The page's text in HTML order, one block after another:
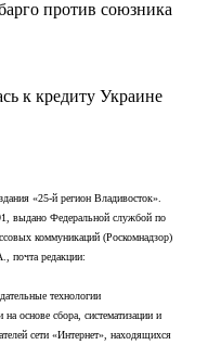
против союзника
к кредиту Украине
«25-й регион Владивосток».
выдано Федеральной службой по
коммуникаций (Роскомнадзор)
почта редакции:
технологии
основе сбора, систематизации и
сети «Интернет», находящихся